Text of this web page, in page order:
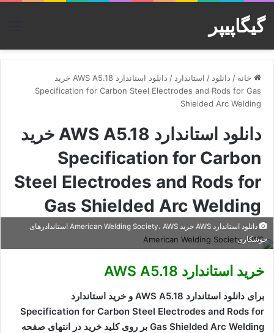
گیگاپیپر
خانه / دانلود / استاندارد /
دانلود استاندارد AWS A5.18 خرید
Specification for Carbon Steel Electrodes and Rods for Gas
Shielded Arc Welding
دانلود استاندارد AWS A5.18 خرید
Specification for Carbon
Steel Electrodes and Rods for
Gas Shielded Arc Welding
دانلود استاندارد AWS خرید American Welding Society، AWS استاندادرهای
جوشکاری
خرید استاندارد AWS A5.18
برای دانلود استاندارد AWS A5.18 و خرید استاندارد
Specification for Carbon Steel Electrodes and Rods for
Gas Shielded Arc Welding بر روی کلید خرید در انتهای صفحه